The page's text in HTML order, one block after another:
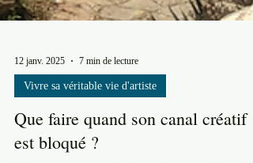
12 janv. 2025 7 min de lecture
Vivre sa véritable vie d'artiste